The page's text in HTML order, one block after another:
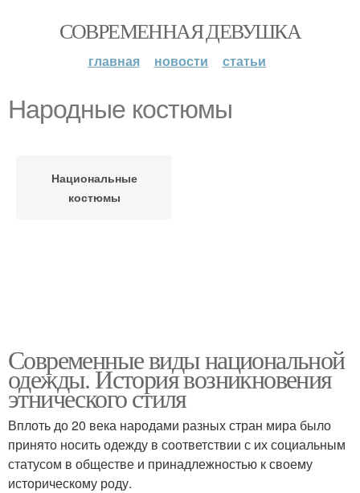
СОВРЕМЕННАЯ ДЕВУШКА
главная новости статьи
Народные костюмы
Национальные
костюмы
Современные виды национальной
одежды. История возникновения
этнического стиля
Вплоть до 20 века народами разных стран мира было
принято носить одежду в соответствии с их социальным
статусом в обществе и принадлежностью к своему
историческому роду.